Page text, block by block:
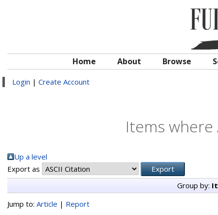
Home About Browse
Login | Create Account
Items
Up a level
Export as
Group by:
Jump to: Article | Report